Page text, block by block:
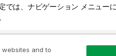
では、ナビゲーション メニュー
and to